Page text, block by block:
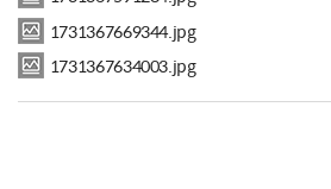
1731367669344.jpg
1731367634003.jpg